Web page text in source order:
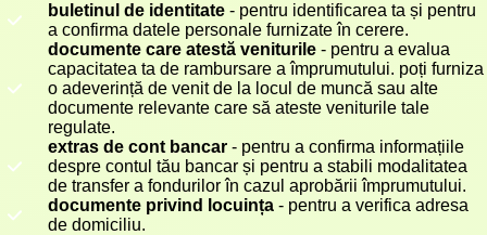
buletinul de identitate - pentru identificarea ta și pentru
a confirma datele personale furnizate în cerere.
documente care atestă veniturile - pentru a evalua
capacitatea ta de rambursare a împrumutului. poți furniza
o adeverință de venit de la locul de muncă sau alte
documente relevante care să ateste veniturile tale
regulate.
extras de cont bancar - pentru a confirma informațiile
despre contul tău bancar și pentru a stabili modalitatea
de transfer a fondurilor în cazul aprobării împrumutului.
documente privind locuința - pentru a verifica adresa
de domiciliu.